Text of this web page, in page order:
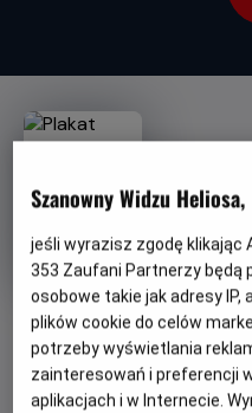
OBSERWUJ
Gatunek
Animowany
Czas
trwania
85 min
OPIS WYDARZENIA
Szanowny Widzu Heliosa,
jeśli wyrazisz zgodę klikając
353 Zaufani Partnerzy będą
osobowe takie jak adresy
plików cookie do celów
potrzeby wyświetlania
zainteresowań i preferencji
aplikacjach i w Internecie.